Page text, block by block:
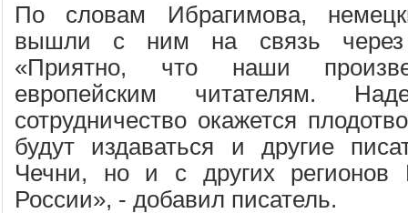
По словам Ибрагимова,
вышли с ним на связь через
«Приятно, что наши
европейским читателям.
сотрудничество окажется
будут издаваться и другие
Чечни, но и с других регионов
России», - добавил писатель.